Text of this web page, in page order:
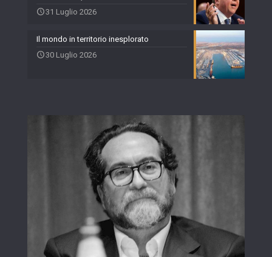
31 Luglio 2026
Il mondo in territorio inesplorato
30 Luglio 2026